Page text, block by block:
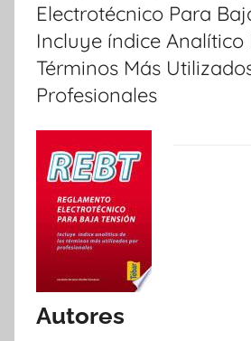
Electrotécnico Para
Incluye índice Analítico
Términos Más
Profesionales
Autores